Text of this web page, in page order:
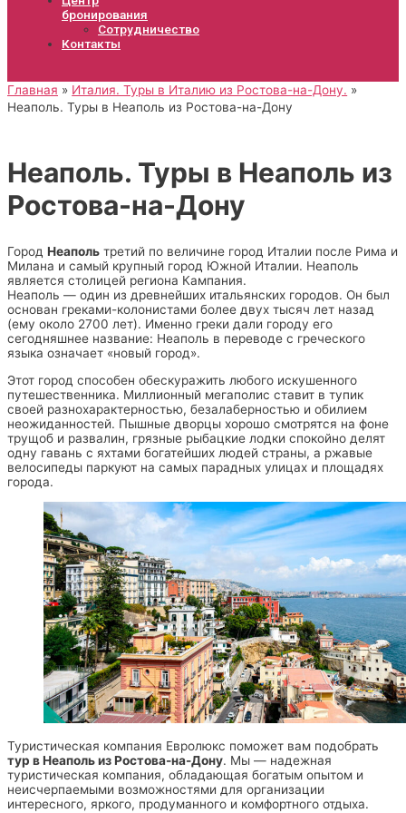
бронирования
Сотрудничество
Контакты
Главная
Италия. Туры в Италию из Ростова-на-Дону.
Неаполь. Туры в Неаполь из Ростова-на-Дону
Неаполь. Туры в Неаполь из
Ростова-на-Дону
Город Неаполь третий по величине город Италии после Рима и
Милана и самый крупный город Южной Италии. Неаполь
является столицей региона Кампания.
Неаполь — один из древнейших итальянских городов. Он был
основан греками-колонистами более двух тысяч лет назад
(ему около 2700 лет). Именно греки дали городу его
сегодняшнее название: Неаполь в переводе с греческого
языка означает «новый город».
Этот город способен обескуражить любого искушенного
путешественника. Миллионный мегаполис ставит в тупик
своей разнохарактерностью, безалаберностью и обилием
неожиданностей. Пышные дворцы хорошо смотрятся на фоне
трущоб и развалин, грязные рыбацкие лодки спокойно делят
одну гавань с яхтами богатейших людей страны, а ржавые
велосипеды паркуют на самых парадных улицах и площадях
города.
Туристическая компания Евролюкс поможет вам подобрать
тур в Неаполь из Ростова-на-Дону. Мы — надежная
туристическая компания, обладающая богатым опытом и
неисчерпаемыми возможностями для организации
интересного, яркого, продуманного и комфортного отдыха.